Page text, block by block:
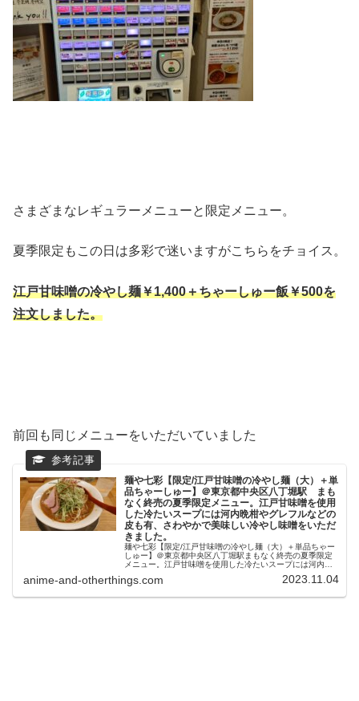
さまざまなレギュラーメニューと限定メニュー。
夏季限定もこの日は多彩で迷いますがこちらをチョイス。
江戸甘味噌の冷やし麺￥1,400＋ちゃーしゅー飯￥500を
注文しました。
前回も同じメニューをいただいていました
麺や七彩【限定/江戸甘味噌の冷やし麺（大）＋単
品ちゃーしゅー】＠東京都中央区八丁堀駅 まも
なく終売の夏季限定メニュー。江戸甘味噌を使用
した冷たいスープには河内晩柑やグレフルなどの
皮も有、さわやかで美味しい冷やし味噌をいただ
きました。
麺や七彩【限定/江戸甘味噌の冷やし麺（大）＋単品ちゃー
しゅー】＠東京都中央区八丁堀駅まもなく終売の夏季限定
メニュー。江戸甘味噌を使用した冷たいスープには河内晩
噌をいただきました。麺や 七彩...
anime-and-otherthings.com 2023.11.04